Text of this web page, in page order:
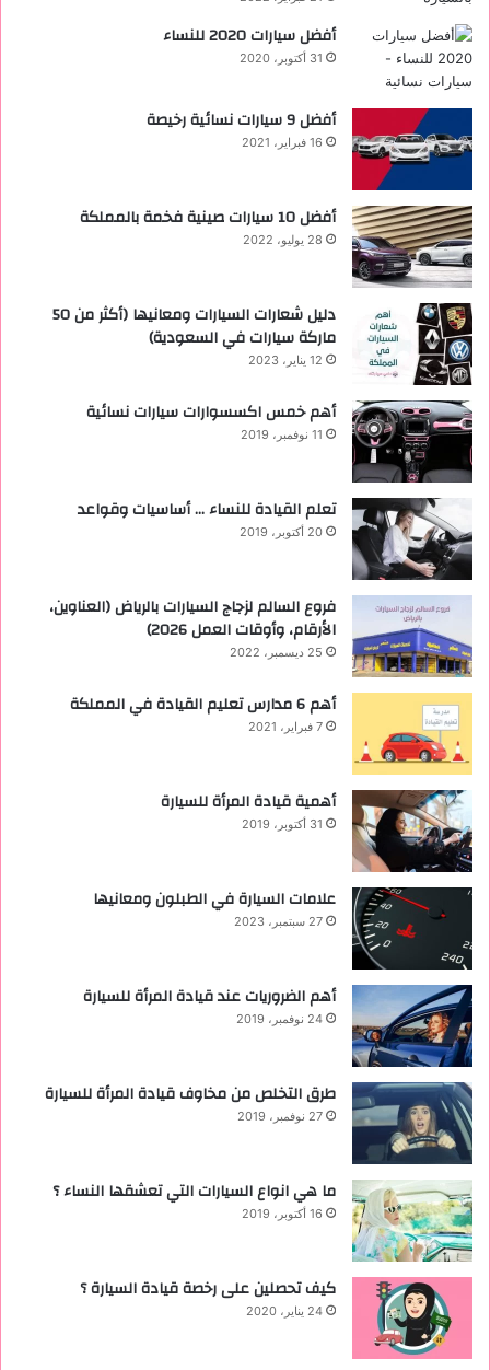
أفضل سيارات 2020 للنساء
31 أكتوبر، 2020
‏أفضل 9 سيارات نسائية رخيصة
16 فبراير، 2021
أفضل 10 سيارات صينية فخمة بالمملكة
28 يوليو، 2022
دليل شعارات السيارات ومعانيها (أكثر من 50
ماركة سيارات في السعودية)
12 يناير، 2023
أهم خمس اكسسوارات سيارات نسائية
11 نوفمبر، 2019
تعلم القيادة للنساء … أساسيات وقواعد
20 أكتوبر، 2019
فروع السالم لزجاج السيارات بالرياض (العناوين،
الأرقام، وأوقات العمل 2026)
25 ديسمبر، 2022
أهم 6 مدارس تعليم القيادة في المملكة
7 فبراير، 2021
أهمية قيادة المرأة للسيارة
31 أكتوبر، 2019
علامات السيارة في الطبلون ومعانيها
27 سبتمبر، 2023
أهم الضروريات عند قيادة المرأة للسيارة
24 نوفمبر، 2019
طرق التخلص من مخاوف قيادة المرأة للسيارة
27 نوفمبر، 2019
ما هي انواع السيارات التي تعشقها النساء ؟
16 أكتوبر، 2019
كيف تحصلين على رخصة قيادة السيارة ؟
24 يناير، 2020